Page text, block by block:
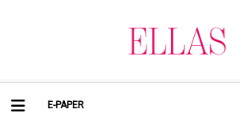
E-PAPER